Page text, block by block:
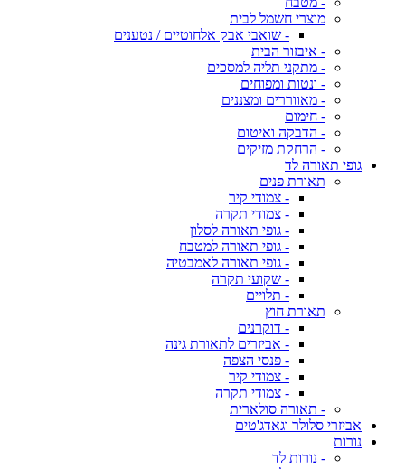
מוצרי חשמל לבית
- שואבי אבק אלחוטיים / נטענים
- איבזור הבית
- מתקני תליה למסכים
- ונטות ומפוחים
- מאווררים ומצננים
- חימום
- הדבקה ואיטום
- הרחקת מזיקים
גופי תאורה לד
תאורת פנים
- צמודי קיר
- צמודי תקרה
- גופי תאורה לסלון
- גופי תאורה למטבח
- גופי תאורה לאמבטיה
- שקועי תקרה
- תלויים
תאורת חוץ
- דוקרנים
- אביזרים לתאורת גינה
- פנסי הצפה
- צמודי קיר
- צמודי תקרה
- תאורה סולארית
אביזרי סלולר וגאדג'טים
נורות
- נורות לד